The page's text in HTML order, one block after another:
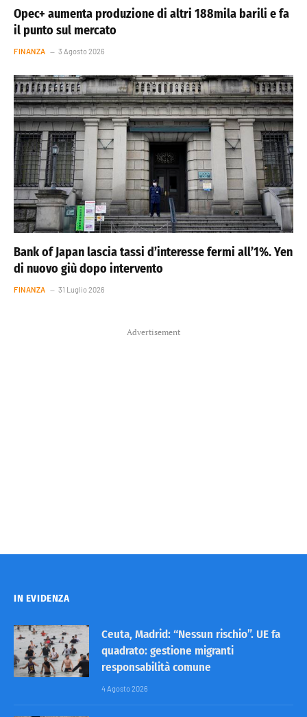
Opec+ aumenta produzione di altri 188mila barili e fa
il punto sul mercato
FINANZA 3 Agosto 2026
Bank of Japan lascia tassi d’interesse fermi all’1%. Yen
di nuovo giù dopo intervento
FINANZA 31 Luglio 2026
Advertisement
IN EVIDENZA
Ceuta, Madrid: “Nessun rischio”. UE fa
quadrato: gestione migranti
responsabilità comune
4 Agosto 2026